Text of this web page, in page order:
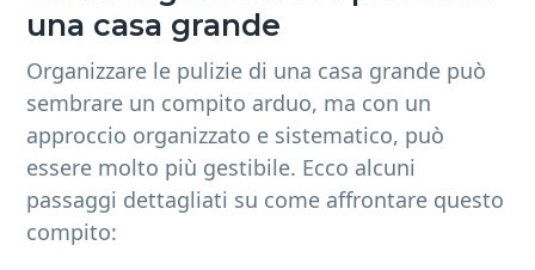
una casa grande
Organizzare le pulizie di una casa grande può
sembrare un compito arduo, ma con un
approccio organizzato e sistematico, può
essere molto più gestibile. Ecco alcuni
passaggi dettagliati su come affrontare questo
compito: